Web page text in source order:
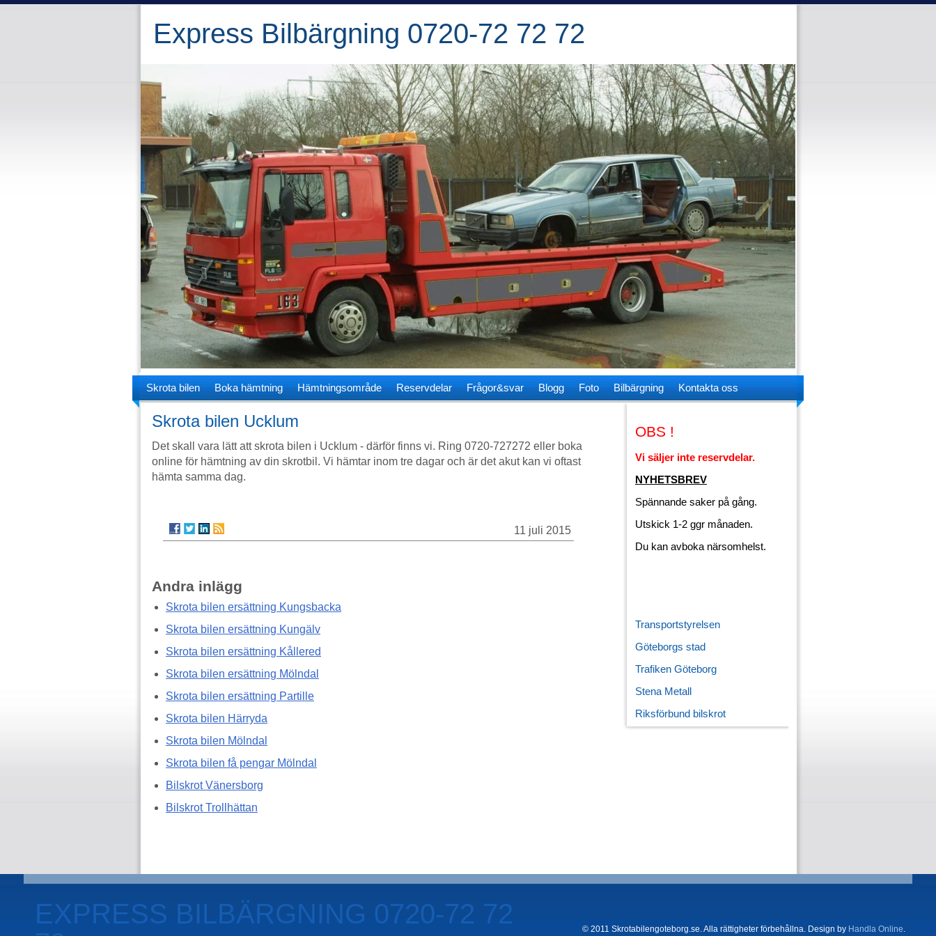
Express Bilbärgning 0720-72 72 72
Skrota bilen Boka hämtning Hämtningsområde Reservdelar Frågor&svar Blogg Foto Bilbärgning Kontakta oss
Skrota bilen Ucklum
Det skall vara lätt att skrota bilen i Ucklum - därför finns vi. Ring 0720-727272 eller boka
online för hämtning av din skrotbil. Vi hämtar inom tre dagar och är det akut kan vi oftast
hämta samma dag.
11 juli 2015
Andra inlägg
Skrota bilen ersättning Kungsbacka
Skrota bilen ersättning Kungälv
Skrota bilen ersättning Kållered
Skrota bilen ersättning Mölndal
Skrota bilen ersättning Partille
Skrota bilen Härryda
Skrota bilen Mölndal
Skrota bilen få pengar Mölndal
Bilskrot Vänersborg
Bilskrot Trollhättan
OBS !
Vi säljer inte reservdelar.
NYHETSBREV
Spännande saker på gång.
Utskick 1-2 ggr månaden.
Du kan avboka närsomhelst.
Transportstyrelsen
Göteborgs stad
Trafiken Göteborg
Stena Metall
Riksförbund bilskrot
EXPRESS BILBÄRGNING 0720-72 72
© 2011 Skrotabilengoteborg.se. Alla rättigheter förbehållna. Design by Handla Online.